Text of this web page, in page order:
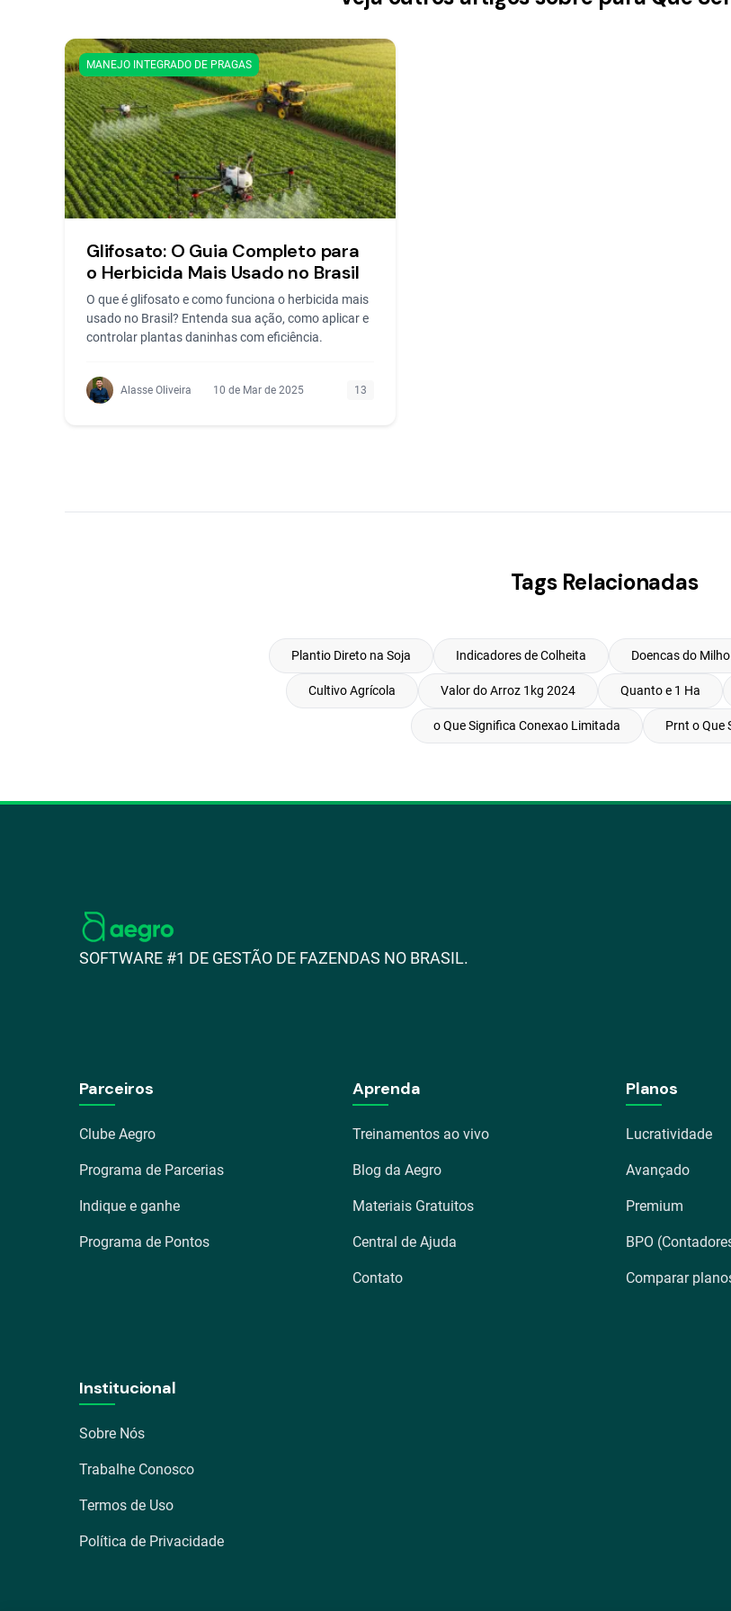
MANEJO INTEGRADO DE PRAGAS
Glifosato: O Guia Completo para
o Herbicida Mais Usado no Brasil
O que é glifosato e como funciona o herbicida mais
usado no Brasil? Entenda sua ação, como aplicar e
controlar plantas daninhas com eficiência.
Alasse Oliveira 10 de Mar de 2025 13
Tags Relacionadas
Plantio Direto na Soja Indicadores de Colheita Doencas do Milho
Cultivo Agrícola Valor do Arroz 1kg 2024 Quanto e 1 Ha
o Que Significa Conexao Limitada Prnt o Que
SOFTWARE #1 DE GESTÃO DE FAZENDAS NO BRASIL.
Parceiros
Clube Aegro
Programa de Parcerias
Indique e ganhe
Programa de Pontos
Aprenda
Treinamentos ao vivo
Blog da Aegro
Materiais Gratuitos
Central de Ajuda
Contato
Planos
Lucratividade
Avançado
Premium
BPO
Comparar
Institucional
Sobre Nós
Trabalhe Conosco
Termos de Uso
Política de Privacidade